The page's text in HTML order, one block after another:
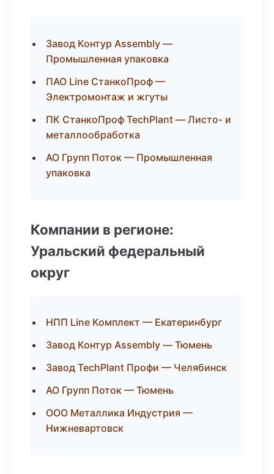
Завод Контур Assembly —
Промышленная упаковка
ПАО Line СтанкоПроф —
Электромонтаж и жгуты
ПК СтанкоПроф TechPlant — Листо- и
металлообработка
АО Групп Поток — Промышленная
упаковка
Компании в регионе:
Уральский федеральный
округ
НПП Line Комплект — Екатеринбург
Завод Контур Assembly — Тюмень
Завод TechPlant Профи — Челябинск
АО Групп Поток — Тюмень
ООО Металлика Индустрия —
Нижневартовск